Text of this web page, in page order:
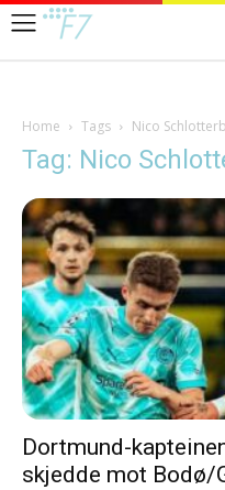
Home Tags Nico
Tag: Nico
Dortmund-
skjedde mot Bodø/